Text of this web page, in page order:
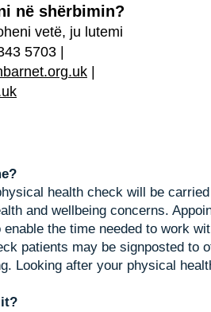
në shërbimin?
vetë, ju lutemi
5703 |
health check will be
and wellbeing concerns.
the time needed to work
patients may be signposted
Looking after your physical
it?